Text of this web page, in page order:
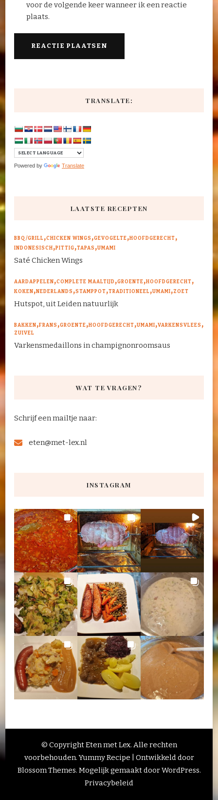
voor de volgende keer wanneer ik een reactie
plaats.
TRANSLATE:
Powered by Translate
LAATSTE RECEPTEN
BBQ/GRILL CHICKEN WINGS GEVOGELTE HOOFDGERECHT
INDONESISCH PITTIG TAPAS UMAMI
Saté Chicken Wings
AARDAPPELEN COMPLETE MAALTIJD GROENTE HOOFDGERECHT
KOKEN NEDERLANDS STAMPPOT TRADITIONEEL UMAMI ZOET
Hutspot, uit Leiden natuurlijk
BAKKEN FRANS GROENTE HOOFDGERECHT UMAMI VARKENSVLEES
ZUIVEL
Varkensmedaillons in champignonroomsaus
WAT TE VRAGEN?
Schrijf een mailtje naar:
eten@met-lex.nl
INSTAGRAM
© Copyright Eten met Lex. Alle rechten
voorbehouden.Yummy Recipe | Ontwikkeld door
Blossom Themes. Mogelijk gemaakt doorWordPress.
Privacybeleid